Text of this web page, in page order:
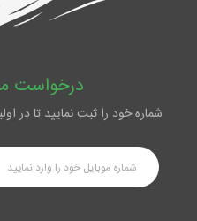
درخواست
شماره خود را ثبت نمایید تا در